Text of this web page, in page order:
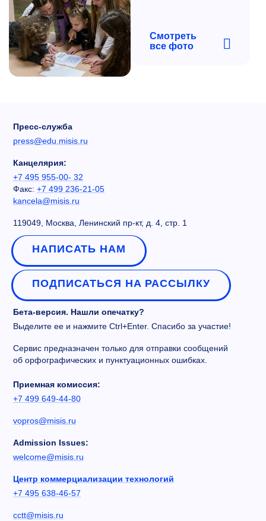
Смотреть
все фото
Пресс-служба
press@edu.misis.ru
Канцелярия:
+7 495 955-00- 32
Факс: +7 499 236-21-05
kancela@misis.ru
119049, Москва, Ленинский пр-кт, д. 4, стр. 1
НАПИСАТЬ НАМ
ПОДПИСАТЬСЯ НА РАССЫЛКУ
Бета-версия. Нашли опечатку?
Выделите ее и нажмите Ctrl+Enter. Спасибо за участие!
Сервис предназначен только для отправки сообщений
об орфографических и пунктуационных ошибках.
Приемная комиссия:
+7 499 649-44-80
vopros@misis.ru
Admission Issues:
welcome@misis.ru
Центр коммерциализации технологий
+7 495 638-46-57
cctt@misis.ru